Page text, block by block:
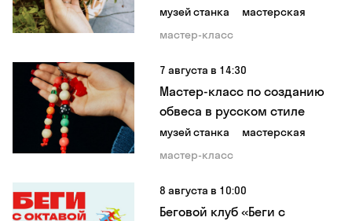
музей станка
мастерская
мастер-класс
7 августа в 14:30
Мастер-класс по созданию
обвеса в русском стиле
музей станка
мастерская
мастер-класс
8 августа в 10:00
Беговой клуб «Беги с